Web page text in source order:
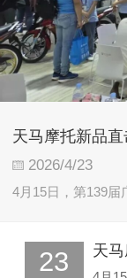
天马摩托新品
2026/4/23
4月15日，第139届
23 天